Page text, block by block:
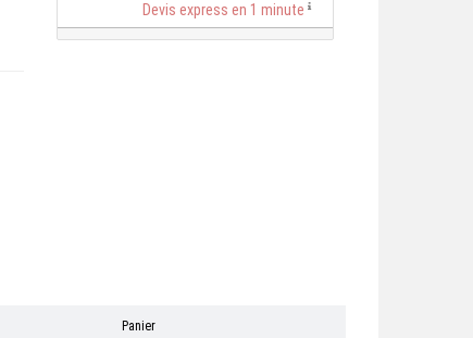
Devis express en 1 minute
Panier